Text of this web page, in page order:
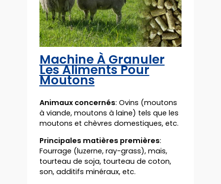
Machine À Granuler
Les Aliments Pour
Moutons
Animaux concernés: Ovins (moutons
à viande, moutons à laine) tels que les
moutons et chèvres domestiques, etc.
Principales matières premières:
Fourrage (luzerne, ray-grass), maïs,
tourteau de soja, tourteau de coton,
son, additifs minéraux, etc.